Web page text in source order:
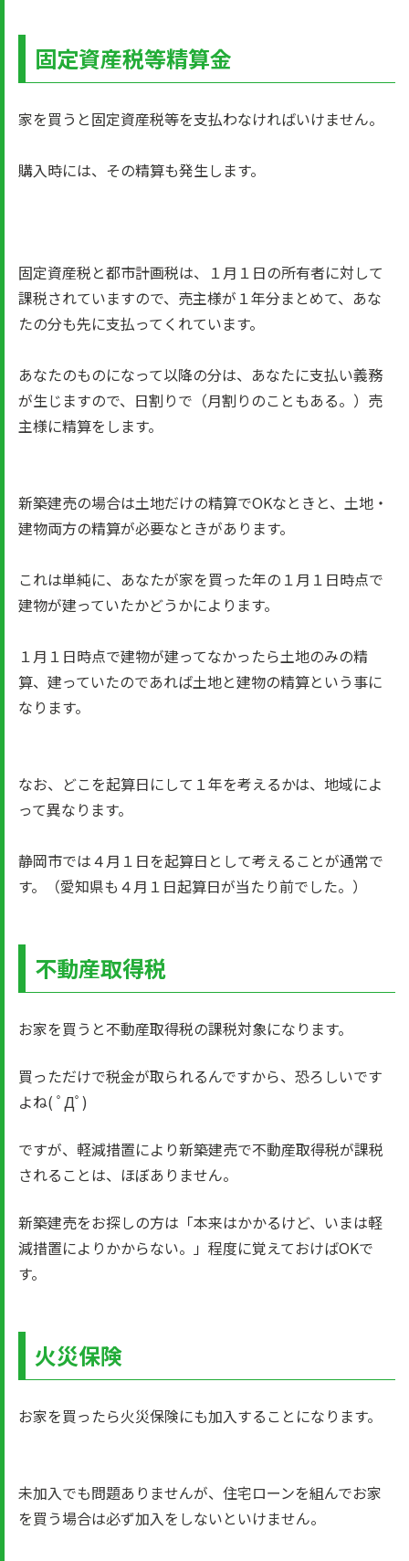
固定資産税等精算金
家を買うと固定資産税等を支払わなければいけません。
購入時には、その精算も発生します。
固定資産税と都市計画税は、１月１日の所有者に対して
課税されていますので、売主様が１年分まとめて、あな
たの分も先に支払ってくれています。
あなたのものになって以降の分は、あなたに支払い義務
が生じますので、日割りで（月割りのこともある。）売
主様に精算をします。
新築建売の場合は土地だけの精算でOKなときと、土地・
建物両方の精算が必要なときがあります。
これは単純に、あなたが家を買った年の１月１日時点で
建物が建っていたかどうかによります。
１月１日時点で建物が建ってなかったら土地のみの精
算、建っていたのであれば土地と建物の精算という事に
なります。
なお、どこを起算日にして１年を考えるかは、地域によ
って異なります。
静岡市では４月１日を起算日として考えることが通常で
す。（愛知県も４月１日起算日が当たり前でした。）
不動産取得税
お家を買うと不動産取得税の課税対象になります。
買っただけで税金が取られるんですから、恐ろしいです
よね( ﾟДﾟ)
ですが、軽減措置により新築建売で不動産取得税が課税
されることは、ほぼありません。
新築建売をお探しの方は「本来はかかるけど、いまは軽
減措置によりかからない。」程度に覚えておけばOKで
す。
火災保険
お家を買ったら火災保険にも加入することになります。
未加入でも問題ありませんが、住宅ローンを組んでお家
を買う場合は必ず加入をしないといけません。